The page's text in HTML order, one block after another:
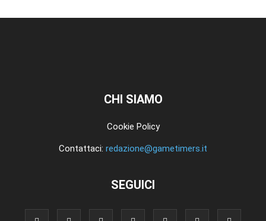
CHI SIAMO
Cookie Policy
Contattaci: redazione@gametimers.it
SEGUICI